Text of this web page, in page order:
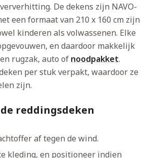
De dekens zijn NAVO-
een formaat van 210 x 160 cm zijn
kinderen als volwassenen. Elke
en daardoor makkelijk
rugzak, auto of noodpakket.
per stuk verpakt, waardoor ze
zijn.
reddingsdeken
af tegen de wind.
kleding, en positioneer indien